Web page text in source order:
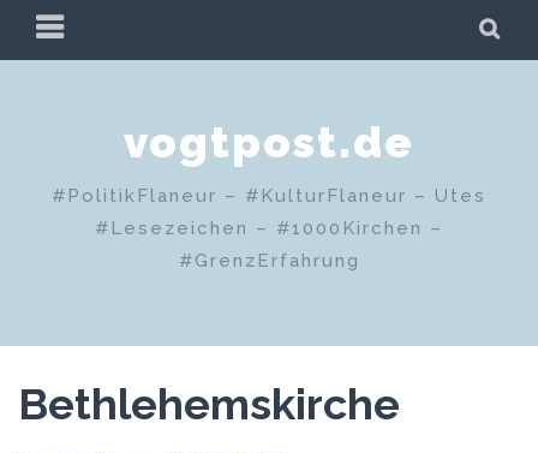
Zum
PRIMÄRES
MENÜ
vogtpost.de
#PolitikFlaneur – #KulturFlaneur – Utes
#Lesezeichen – #1000Kirchen –
#GrenzErfahrung
Bethlehemskirche